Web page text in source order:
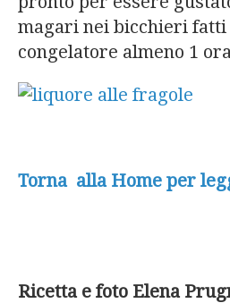
magari nei bicchieri
congelatore almeno 1
Torna alla Home per
Ricetta e foto Elena